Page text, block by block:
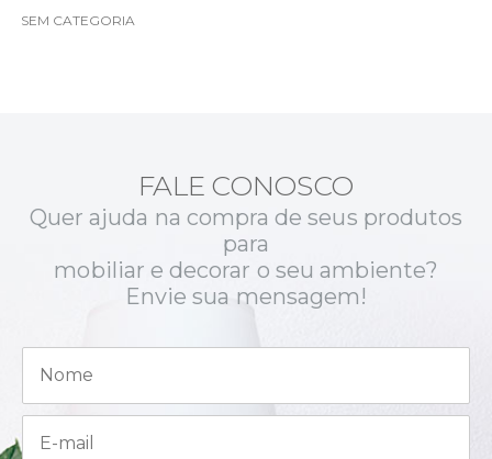
SEM CATEGORIA
FALE CONOSCO
Quer ajuda na compra de seus produtos
para
mobiliar e decorar o seu ambiente?
Envie sua mensagem!
m
e
-